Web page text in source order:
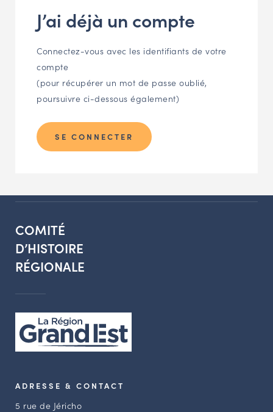
NAVIGATION FILTRÉE « ACTEURS »
PORTAIL CULTURE
Comité d'Histoire Régionale
Responsables de structures
J’ai déjà un compte
Connectez-vous avec les identifiants de votre
compte
(pour récupérer un mot de passe oublié,
poursuivre ci-dessous également)
SE CONNECTER
COMITÉ
D’HISTOIRE
RÉGIONALE
ADRESSE & CONTACT
5 rue de Jéricho